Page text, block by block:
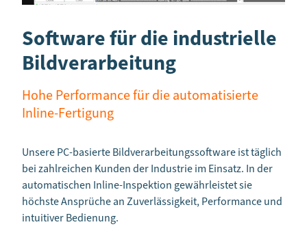
Software für die industrielle
Bildverarbeitung
Hohe Performance für die automatisierte
Inline-Fertigung
Unsere PC-basierte Bildverarbeitungssoftware ist täglich
bei zahlreichen Kunden der Industrie im Einsatz. In der
automatischen Inline-Inspektion gewährleistet sie
höchste Ansprüche an Zuverlässigkeit, Performance und
intuitiver Bedienung.